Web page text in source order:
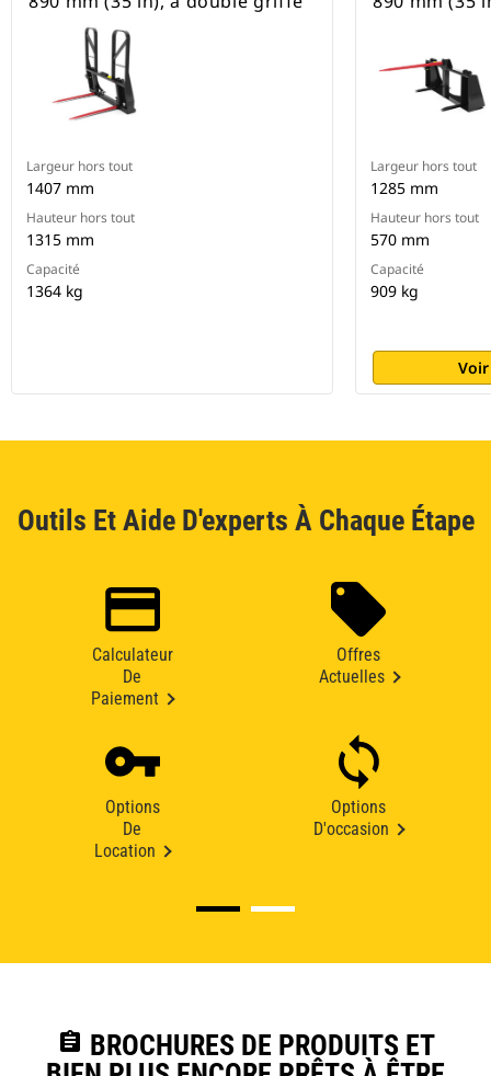
Largeur hors tout
1407 mm
Hauteur hors tout
1315 mm
Capacité
1364 kg
Largeur hors tout
1285 mm
Hauteur hors tout
570 mm
Capacité
909 kg
Outils Et Aide D'experts À Chaque Étape
Calculateur
De
Paiement
Offres
Actuelles
Options
De
Location
Options
D'occasion
assignment BROCHURES DE PRODUITS ET